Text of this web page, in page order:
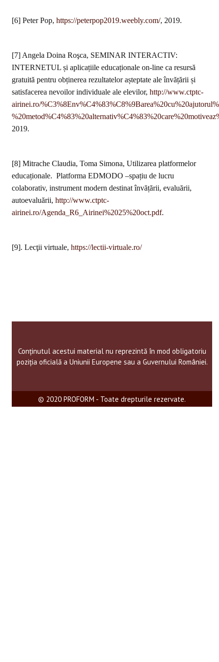
[6] Peter Pop, https://peterpop2019.weebly.com/, 2019.
[7] Angela Doina Roşca, SEMINAR INTERACTIV:
INTERNETUL și aplicațiile educaționale on-line ca resursă
gratuită pentru obținerea rezultatelor așteptate ale învățării și
satisfacerea nevoilor individuale ale elevilor, http://www.ctptc-
airinei.ro/
2019.
[8] Mitrache Claudia, Toma Simona, Utilizarea platformelor
educaționale. Platforma EDMODO –spațiu de lucru
colaborativ, instrument modern destinat învățării, evaluării,
autoevaluării, http://www.ctptc-
airinei.ro/Agenda_R6_Airinei%2025%20oct.pdf.
[9]. Lecţii virtuale, https://lectii-virtuale.ro/
Conținutul acestui material nu reprezintă în mod obligatoriu
poziția oficială a Uniunii Europene sau a Guvernului României.
© 2020 PROFORM - Toate drepturile rezervate.